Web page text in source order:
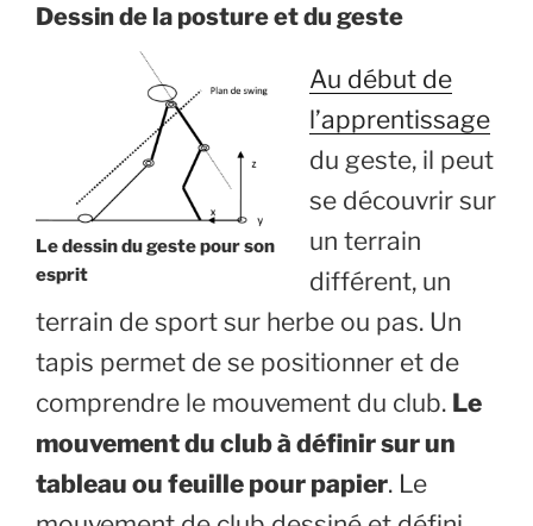
Dessin de la posture et du geste
Le dessin du geste pour son
esprit
Au début de
l’apprentissage
du geste, il peut
se découvrir sur
un terrain
différent, un
terrain de sport sur herbe ou pas. Un
tapis permet de se positionner et de
comprendre le mouvement du club. Le
mouvement du club à définir sur un
tableau ou feuille pour papier. Le